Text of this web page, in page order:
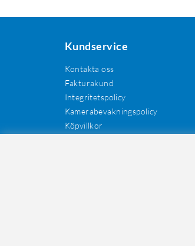
Kundservice
Kontakta oss
Fakturakund
Integritetspolicy
Kamerabevakningspolicy
Köpvillkor